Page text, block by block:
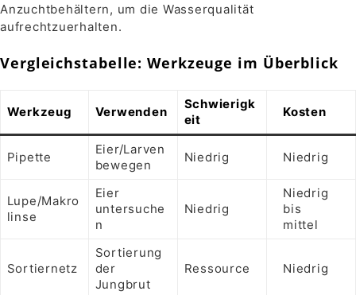
Anzuchtbehältern, um die Wasserqualität
aufrechtzuerhalten.
Vergleichstabelle: Werkzeuge im Überblick
Werkzeug Verwenden
Schwierigk
eit
Kosten
Pipette
Eier/Larven
bewegen
Niedrig Niedrig
Lupe/Makro
linse
Eier
untersuche
n
Niedrig
Niedrig
bis
mittel
Sortiernetz
Sortierung
der
Jungbrut
Ressource Niedrig